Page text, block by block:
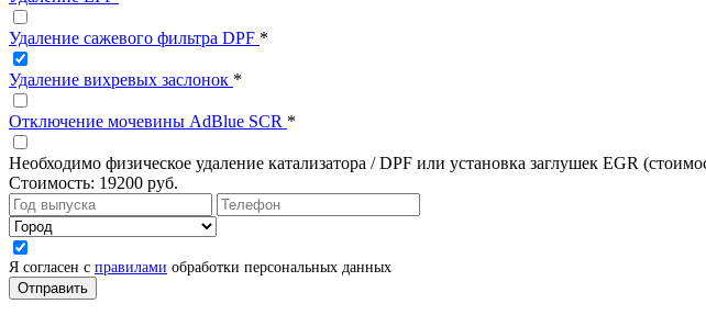
Удаление сажевого фильтра DPF *
Удаление вихревых заслонок *
Отключение мочевины AdBlue SCR *
Необходимо физическое удаление катализатора / DPF или установка заглушек EGR
Стоимость: 19200 руб.
Я согласен с правилами обработки персональных данных